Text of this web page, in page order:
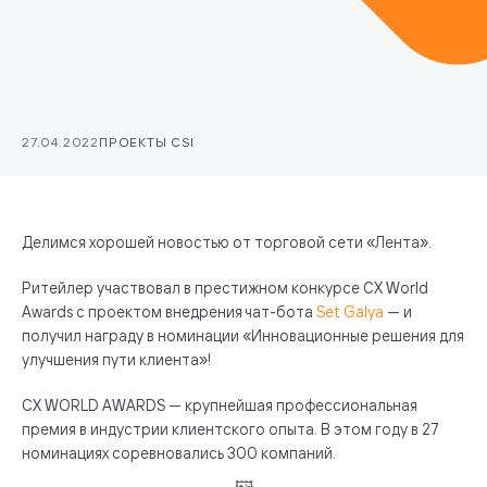
27.04.2022 ПРОЕКТЫ CSI
Делимся хорошей новостью от торговой сети «Лента».
Ритейлер участвовал в престижном конкурсе CX World
Awards с проектом внедрения чат-бота Set Galya — и
получил награду в номинации «Инновационные решения для
улучшения пути клиента»!
СХ WORLD AWARDS — крупнейшая профессиональная
премия в индустрии клиентского опыта. В этом году в 27
номинациях соревновались 300 компаний.